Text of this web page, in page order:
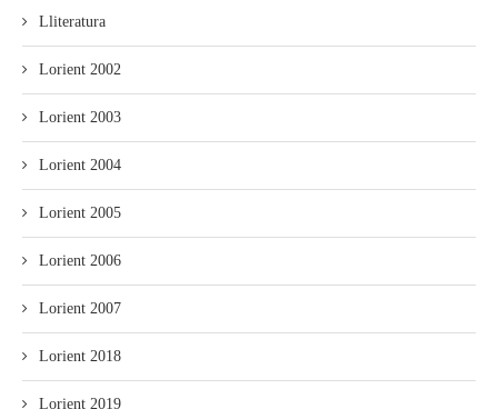
Lliteratura
Lorient 2002
Lorient 2003
Lorient 2004
Lorient 2005
Lorient 2006
Lorient 2007
Lorient 2018
Lorient 2019